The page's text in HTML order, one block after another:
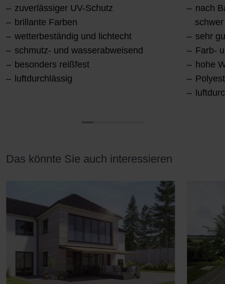
zuverlässiger UV-Schutz
brillante Farben
wetterbeständig und lichtecht
schmutz- und wasserabweisend
besonders reißfest
luftdurchlässig
nach
sehr
Farb-
hohe
Das könnte Sie auch interessieren